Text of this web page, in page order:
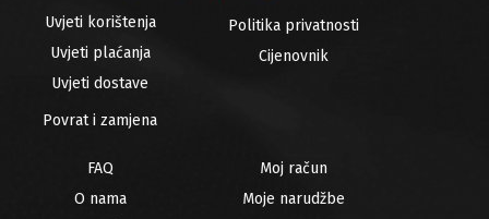
Uvjeti korištenja
Uvjeti plaćanja
Uvjeti dostave
Povrat i zamjena
Politika privatnosti
Cijenovnik
FAQ
O nama
Moj račun
Moje narudžbe